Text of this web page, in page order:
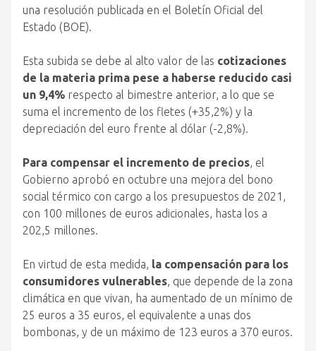
una resolución publicada en el Boletín Oficial del
Estado (BOE).
Esta subida se debe al alto valor de las cotizaciones
de la materia prima pese a haberse reducido casi
un 9,4% respecto al bimestre anterior, a lo que se
suma el incremento de los fletes (+35,2%) y la
depreciación del euro frente al dólar (-2,8%).
Para compensar el incremento de precios, el
Gobierno aprobó en octubre una mejora del bono
social térmico con cargo a los presupuestos de 2021,
con 100 millones de euros adicionales, hasta los a
202,5 millones.
En virtud de esta medida, la compensación para los
consumidores vulnerables, que depende de la zona
climática en que vivan, ha aumentado de un mínimo de
25 euros a 35 euros, el equivalente a unas dos
bombonas, y de un máximo de 123 euros a 370 euros.